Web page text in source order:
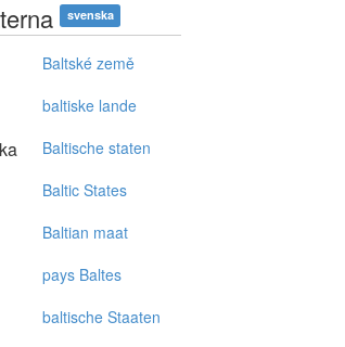
svenska
Baltské země
baltiske lande
Baltische staten
Baltic States
Baltian maat
pays Baltes
baltische Staaten